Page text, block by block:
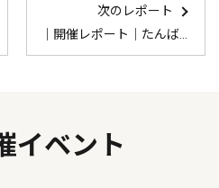
次のレポート
｜開催レポート｜たんば”移充”計画交流会「古民家リノベ体験会」
イベント